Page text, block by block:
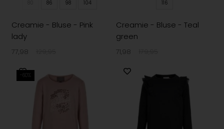
86 98 104
Creamie - Bluse - Pink
lady
77,98
116
Creamie - Bluse - Teal
green
71,98
-60%